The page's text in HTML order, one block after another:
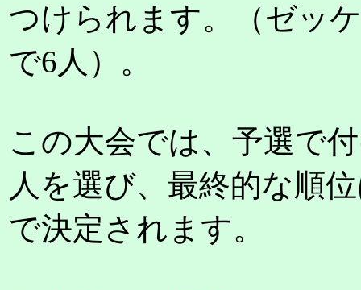
つけられます。（ゼッ
で6人）。
この大会では、予選で
人を選び、最終的な順
で決定されます。